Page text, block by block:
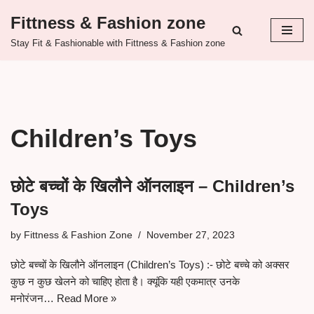
Skip
Fittness & Fashion zone
Stay Fit & Fashionable with Fittness & Fashion zone
Children’s Toys
छोटे बच्चों के खिलौने ऑनलाइन – Children’s
Toys
by Fittness & Fashion Zone November 27, 2023
छोटे बच्चों के खिलौने ऑनलाइन (Children’s Toys) :- छोटे बच्चे को अक्सर
कुछ न कुछ खेलने को चाहिए होता है। क्यूंकि यही एकमात्र उनके
मनोरंजन… Read More »